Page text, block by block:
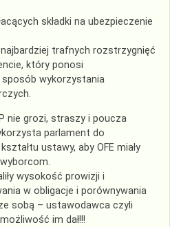
składki na ubezpieczenie
trafnych rozstrzygnięć
który ponosi
wykorzystania
nie grozi, straszy i poucza
parlament do
ustawy, aby OFE miały
wysokość prowizji i
w obligacje i porównywania
sobą – ustawodawca czyli
im dał!!!